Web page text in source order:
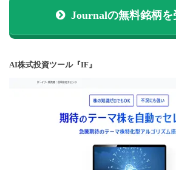
Journalの無料銘柄を
AI株式投資ツール『IF』